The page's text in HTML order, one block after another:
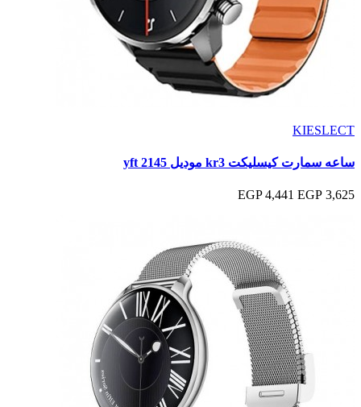
KIESLECT
ساعه سمارت كيسليكت kr3 موديل yft 2145
3,625 EGP
4,441 EGP